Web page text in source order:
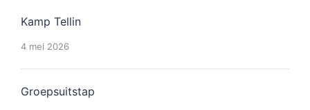
Kamp Tellin
4 mei 2026
Groepsuitstap